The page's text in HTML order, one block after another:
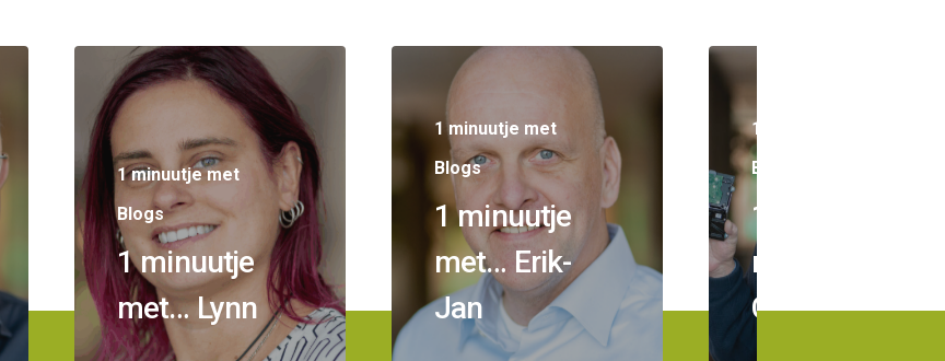
1 minuutje met
Blogs
1 minuutje
met… Lynn
1 minuutje met
Blogs
1 minuutje
met… Erik-
Jan
1 minuutje met
Blogs
1 minuutje
met… Louis
Coolen